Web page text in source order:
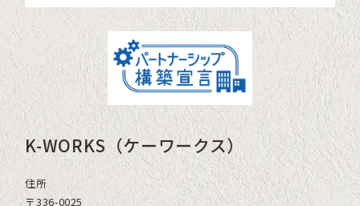
K-WORKS（ケーワークス）
住所
〒336-0025